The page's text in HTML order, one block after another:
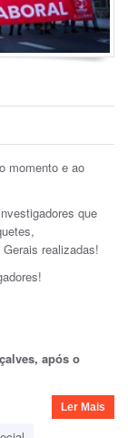
momento e ao
que
realizadas!
após o
Ler Mais